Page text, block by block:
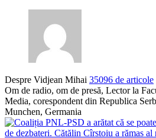
Despre Vidjean Mihai 35096 de articole
Om de radio, om de presă, Lector la
Media, corespondent din Republica
Munchen, Germania